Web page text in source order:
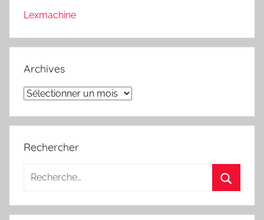
Lexmachine
Archives
Archives
Rechercher
Recherche
: